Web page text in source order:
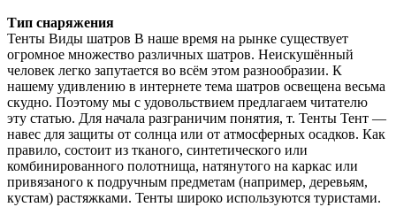
Тип снаряжения
Тенты Виды шатров В наше время на рынке существует
огромное множество различных шатров. Неискушённый
человек легко запутается во всём этом разнообразии. К
нашему удивлению в интернете тема шатров освещена весьма
скудно. Поэтому мы с удовольствием предлагаем читателю
эту статью. Для начала разграничим понятия, т. Тенты Тент —
навес для защиты от солнца или от атмосферных осадков. Как
правило, состоит из тканого, синтетического или
комбинированного полотнища, натянутого на каркас или
привязаного к подручным предметам (например, деревьям,
кустам) растяжками. Тенты широко используются туристами.